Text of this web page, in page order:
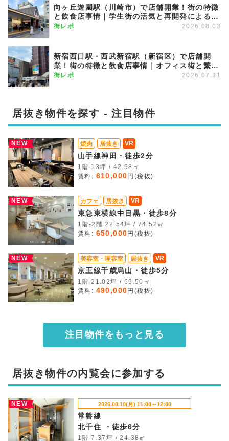
向ヶ丘遊園駅（川崎市）で店舗開業！街の特徴
と飲食店事情｜学生街の活気と再開発による発
展が期待できる注目のエリア
街レポ 2026.08.03
新宿西口駅・西武新宿駅（新宿区）で店舗開
業！街の特徴と飲食店事情｜オフィス街と繁華
街を繋ぐグラデーション商圏
街レポ 2026.07.31
居抜き物件を探す - 注目物件
NEW 焼肉 居抜き VR
山手線神田・徒歩2分
1階 13坪 / 42.98㎡
賃料: 610,000円(税抜)
NEW カフェ 居抜き VR
東急東横線中目黒・徒歩8分
1階-2階 22.54坪 / 74.52㎡
賃料: 650,000円(税抜)
NEW 美容室・理容室 居抜き VR
京王線千歳烏山・徒歩5分
1階 21.02坪 / 69.50㎡
賃料: 490,000円(税抜)
注目物件をもっと見る
居抜き物件の内覧会に参加する
NEW 2026.08.10(月) 11:00～12:00
常磐線
北千住 ・徒歩6分
1階 7.37坪 / 24.38㎡